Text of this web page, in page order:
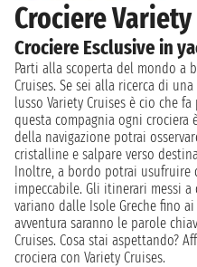
Crociere
Crociere Esclusive in
Parti alla scoperta del mondo a
Cruises. Se sei alla ricerca di
lusso Variety Cruises è cio che
questa compagnia ogni crociera
della navigazione potrai
cristalline e salpare verso
Inoltre, a bordo potrai usufruire
impeccabile. Gli itinerari messi
variano dalle Isole Greche fino
avventura saranno le parole
Cruises. Cosa stai aspettando?
crociera con Variety Cruises.